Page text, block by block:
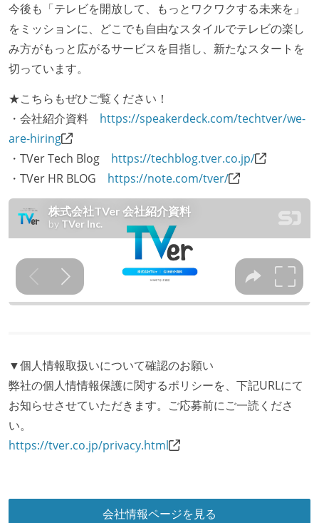
今後も「テレビを開放して、もっとワクワクする未来を」
をミッションに、どこでも自由なスタイルでテレビの楽し
み方がもっと広がるサービスを目指し、新たなスタートを
切っています。
★こちらもぜひご覧ください！
・会社紹介資料 https://speakerdeck.com/techtver/we-
are-hiring
・TVer Tech Blog https://techblog.tver.co.jp/
・TVer HR BLOG https://note.com/tver/
▼個人情報取扱いについて確認のお願い
弊社の個人情情報保護に関するポリシーを、下記URLにて
お知らせさせていただきます。ご応募前にご一読くださ
い。
https://tver.co.jp/privacy.html
会社情報ページを見る